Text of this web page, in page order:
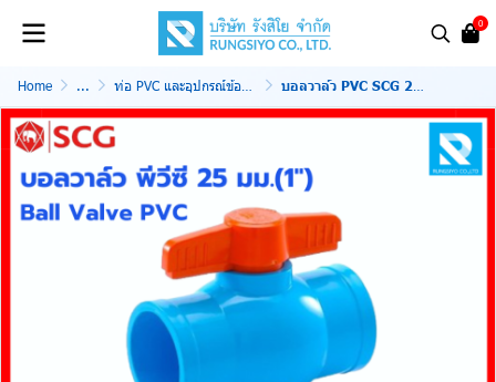
0
Home ... ท่อ PVC และอุปกรณ์ข้อต่อ ประปา บอลวาล์ว PVC SCG 25มม. (1 นิ้ว) สีฟ้า